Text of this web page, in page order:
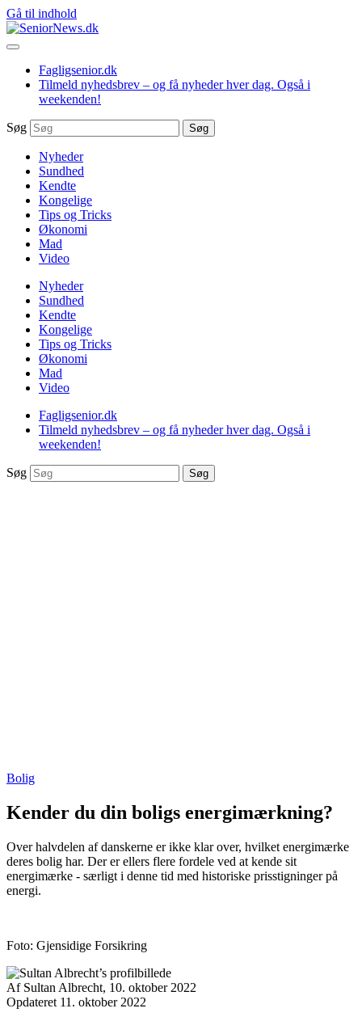
Gå til indhold
Fagligsenior.dk
Tilmeld nyhedsbrev – og få nyheder hver dag. Også i
weekenden!
Søg Søg
Nyheder
Sundhed
Kendte
Kongelige
Tips og Tricks
Økonomi
Mad
Video
Nyheder
Sundhed
Kendte
Kongelige
Tips og Tricks
Økonomi
Mad
Video
Fagligsenior.dk
Tilmeld nyhedsbrev – og få nyheder hver dag. Også i
weekenden!
Søg Søg
Bolig
Kender du din boligs energimærkning?
Over halvdelen af danskerne er ikke klar over, hvilket energimærke
deres bolig har. Der er ellers flere fordele ved at kende sit
energimærke - særligt i denne tid med historiske prisstigninger på
energi.
Foto: Gjensidige Forsikring
Af Sultan Albrecht, 10. oktober 2022
Opdateret 11. oktober 2022